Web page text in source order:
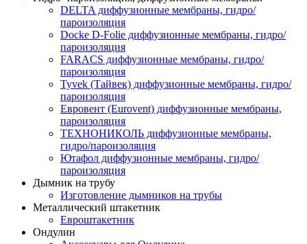
DELTA диффузионные мембраны, гидро/
пароизоляция
Docke D-Folie диффузионные мембраны, гидро/
пароизоляция
FARACS диффузионные мембраны, гидро/
пароизоляция
Tyvek (Тайвек) диффузионные мембраны, гидро/
пароизоляция
Евровент (Eurovent) диффузионные мембраны,
пароизоляция
ТЕХНОНИКОЛЬ диффузионные мембраны,
гидро/пароизоляция
Ютафол диффузионные мембраны, гидро/
пароизоляция
Дымник на трубу
Изготовление дымников на трубы
Металлический штакетник
Евроштакетник
Ондулин